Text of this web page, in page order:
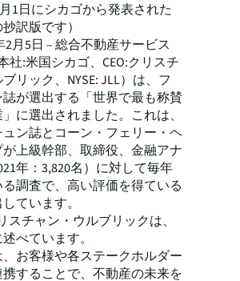
月1日にシカゴから発表された
訳版です）
2月5日 – 総合不動産サービス
社:米国シカゴ、CEO:クリスチ
リック、NYSE: JLL）は、フ
が選出する「世界で最も称賛
に選出されました。これは、
ン誌とコーン・フェリー・ヘ
上級幹部、取締役、金融アナ
年：3,820名）に対して毎年
調査で、高い評価を得ている
ています。
スチャン・ウルブリックは、
べています。
、お客様や各ステークホルダー
することで、不動産の未来を